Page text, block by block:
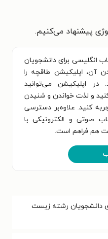
پیشنهاد می‌کنیم.
انگلیسی برای دانشجویان
آن، اپلیکیشن طاقچه را
اپلیکیشن می‌توانید
و لذت خواندن و شنیدن
کنید. علاوه‌بر دسترسی
صوتی و الکترونیکی با
هم فراهم است.
دانشجویان رشته زیست